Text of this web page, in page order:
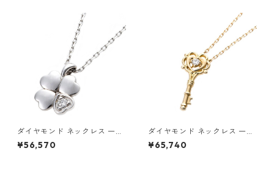
ダイヤモンド ネックレス 一粒
0.014ct プラチナ Pt900 四
葉 クローバーモチーフ ペンダ
¥56,570
ダイヤモンド ネックレス 一粒
K18 イエローゴールド 鍵 キー
モチーフ ペンダント 鑑別カー
¥65,740